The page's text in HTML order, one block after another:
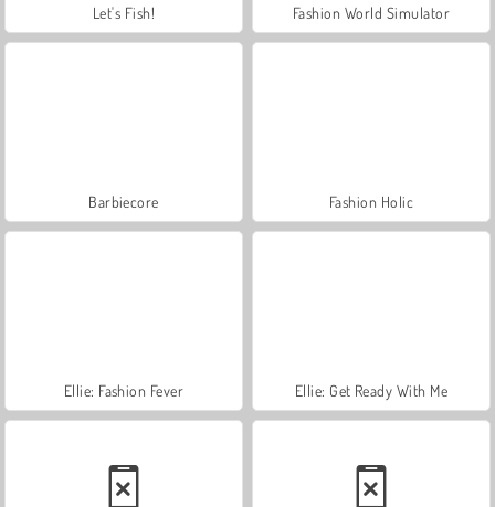
Let's Fish! Fashion World Simulator
Barbiecore Fashion Holic
Ellie: Fashion Fever Ellie: Get Ready With Me